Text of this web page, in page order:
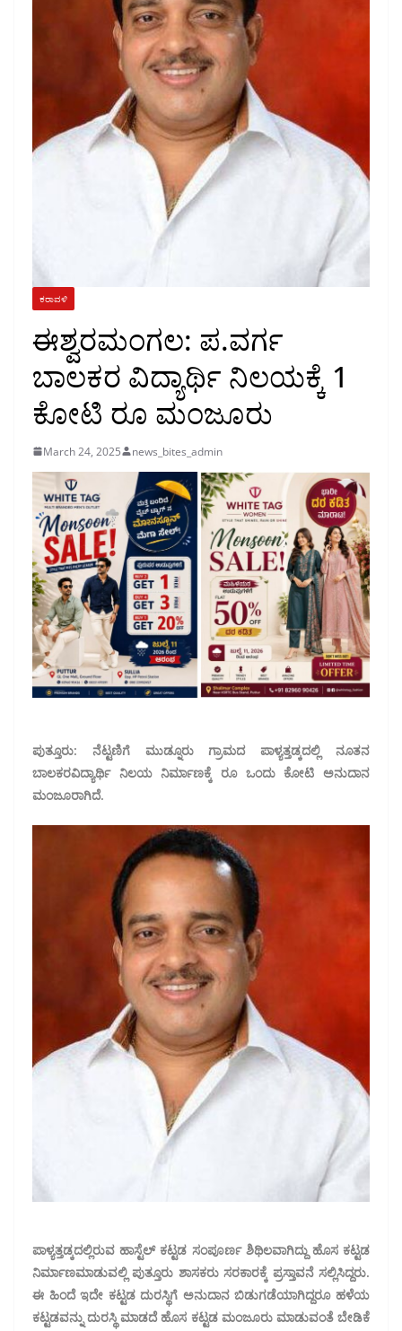
ಕರಾವಳಿ
ಈಶ್ವರಮಂಗಲ: ಪ.ವರ್ಗ
ಬಾಲಕರ ವಿದ್ಯಾರ್ಥಿ ನಿಲಯಕ್ಕೆ 1
ಕೋಟಿ ರೂ ಮಂಜೂರು
March 24, 2025 news_bites_admin
ಪುತ್ತೂರು: ನೆಟ್ಟಣಿಗೆ ಮುಡ್ನೂರು ಗ್ರಾಮದ ಪಾಳ್ಯತ್ತಡ್ಕದಲ್ಲಿ ನೂತನ
ಬಾಲಕರ‌ವಿದ್ಯಾರ್ಥಿ ನಿಲಯ ನಿರ್ಮಾಣಕ್ಕೆ ರೂ ಒಂದು ಕೋಟಿ ಅನುದಾನ‌
ಮಂಜೂರಾಗಿದೆ.
ಪಾಳ್ಯತ್ತಡ್ಕದಲ್ಲಿರುವ ಹಾಸ್ಟೆಲ್ ಕಟ್ಟಡ ಸಂಪೂರ್ಣ ಶಿಥಿಲವಾಗಿದ್ದು ಹೊಸ ಕಟ್ಟಡ
ನಿರ್ಮಾಣ‌ಮಾಡುವಲ್ಲಿ ಪುತ್ತೂರು ಶಾಸಕರು ಸರಕಾರಕ್ಕೆ ಪ್ರಸ್ತಾವನೆ ಸಲ್ಲಿಸಿದ್ದರು.‌
ಈ ಹಿಂದೆ ಇದೇ ಕಟ್ಟಡ ದುರಸ್ಥಿಗೆ ಅನುದಾನ ಬಿಡುಗಡೆಯಾಗಿದ್ದರೂ ಹಳೆಯ
ಕಟ್ಟಡವನ್ನು ದುರಸ್ಥಿ ಮಾಡದೆ ಹೊಸ ಕಟ್ಟಡ ಮಂಜೂರು‌ ಮಾಡುವಂತೆ ಬೇಡಿಕೆ